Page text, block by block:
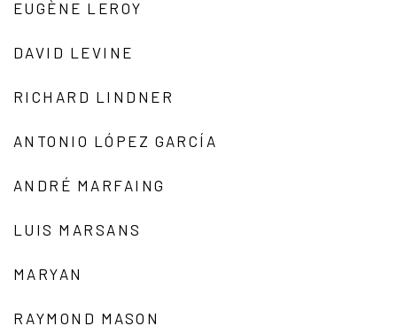
EUGÈNE LEROY
DAVID LEVINE
RICHARD LINDNER
ANTONIO LÓPEZ GARCÍA
ANDRÉ MARFAING
LUIS MARSANS
MARYAN
RAYMOND MASON